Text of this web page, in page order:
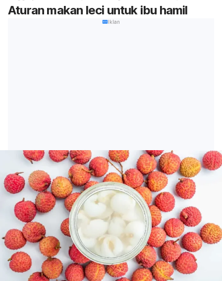
Aturan makan leci untuk ibu hamil
Iklan